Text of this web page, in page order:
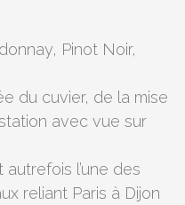
Pinot Noir,
du cuvier, de la mise
avec vue sur
l’une des
reliant Paris à Dijon